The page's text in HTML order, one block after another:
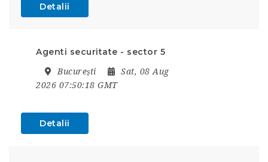
Detalii
Agenti securitate - sector 5
București
Sat, 08 Aug
2026 07:50:18 GMT
Detalii